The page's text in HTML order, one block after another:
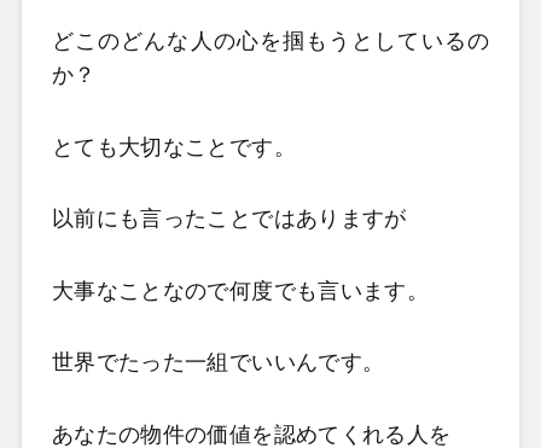
どこのどんな人の心を掴もうとしているの
か？
とても大切なことです。
以前にも言ったことではありますが
大事なことなので何度でも言います。
世界でたった一組でいいんです。
あなたの物件の価値を認めてくれる人を